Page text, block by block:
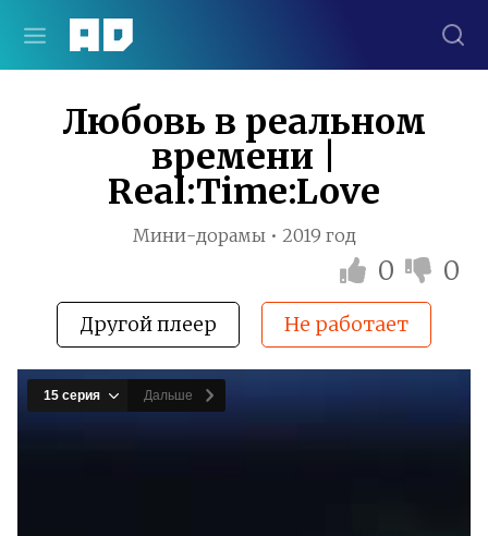
Любовь в реальном
времени |
Real:Time:Love
Мини-дорамы • 2019 год
0 0
Другой плеер Не работает